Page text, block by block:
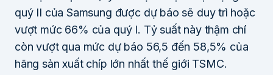
quý II của Samsung được dự báo sẽ duy trì hoặc
vượt mức 66% của quý I. Tỷ suất này thậm chí
còn vượt qua mức dự báo 56,5 đến 58,5% của
hãng sản xuất chíp lớn nhất thế giới TSMC.